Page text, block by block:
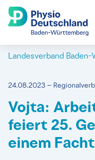
Landesverband
24.08.2023 –
Vojta:
feiert 25.
einem